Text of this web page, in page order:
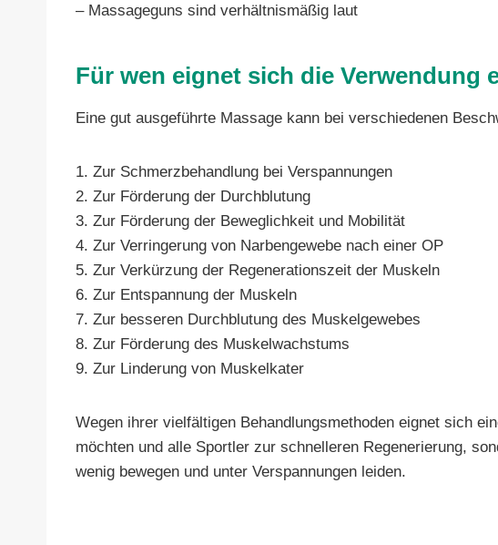
– Massageguns sind verhältnismäßig laut
Für wen eignet sich die Verwendung
Eine gut ausgeführte Massage kann bei verschiedenen
1. Zur Schmerzbehandlung bei Verspannungen
2. Zur Förderung der Durchblutung
3. Zur Förderung der Beweglichkeit und Mobilität
4. Zur Verringerung von Narbengewebe nach einer OP
5. Zur Verkürzung der Regenerationszeit der Muskeln
6. Zur Entspannung der Muskeln
7. Zur besseren Durchblutung des Muskelgewebes
8. Zur Förderung des Muskelwachstums
9. Zur Linderung von Muskelkater
Wegen ihrer vielfältigen Behandlungsmethoden eignet sich
möchten und alle Sportler zur schnelleren Regenerierung,
wenig bewegen und unter Verspannungen leiden.